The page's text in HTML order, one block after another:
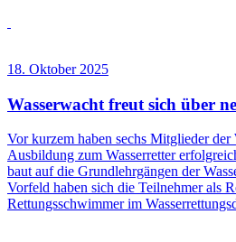
18. Oktober 2025
Wasserwacht freut sich über
Vor kurzem haben sechs Mitglieder
Ausbildung zum Wasserretter
baut auf die Grundlehrgängen der
Vorfeld haben sich die Teilnehmer als
Rettungsschwimmer im